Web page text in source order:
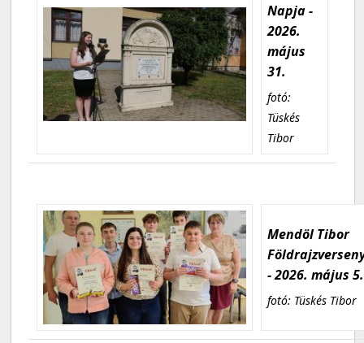
Napja -
2026.
május
31.
fotó:
Tüskés
Tibor
Mendöl Tibor
- 2026. május 5.
fotó: Tüskés Tibor